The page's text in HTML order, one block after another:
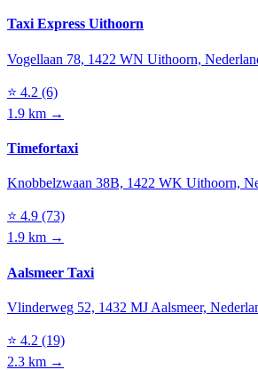
Taxi Express Uithoorn
Vogellaan 78, 1422 WN Uithoorn,
⭐ 4.2 (6)
1.9 km →
Timefortaxi
Knobbelzwaan 38B, 1422 WK Uithoorn,
⭐ 4.9 (73)
1.9 km →
Aalsmeer Taxi
Vlinderweg 52, 1432 MJ Aalsmeer,
⭐ 4.2 (19)
2.3 km →